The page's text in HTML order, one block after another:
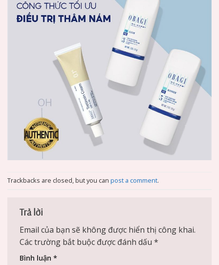
Trackbacks are closed, but you can post a comment.
Trả lời
Email của bạn sẽ không được hiển thị công khai.
Các trường bắt buộc được đánh dấu *
Bình luận *